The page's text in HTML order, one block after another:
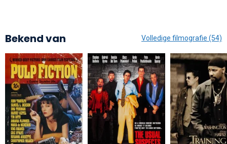
Bekend van Volledige filmografie (54)